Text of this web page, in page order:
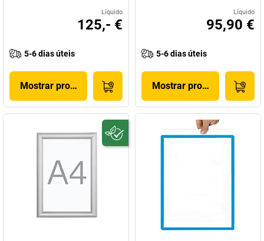
Líquido
125,- €
5-6 dias úteis
Mostrar produto
Líquido
95,90 €
5-6 dias úteis
Mostrar produto